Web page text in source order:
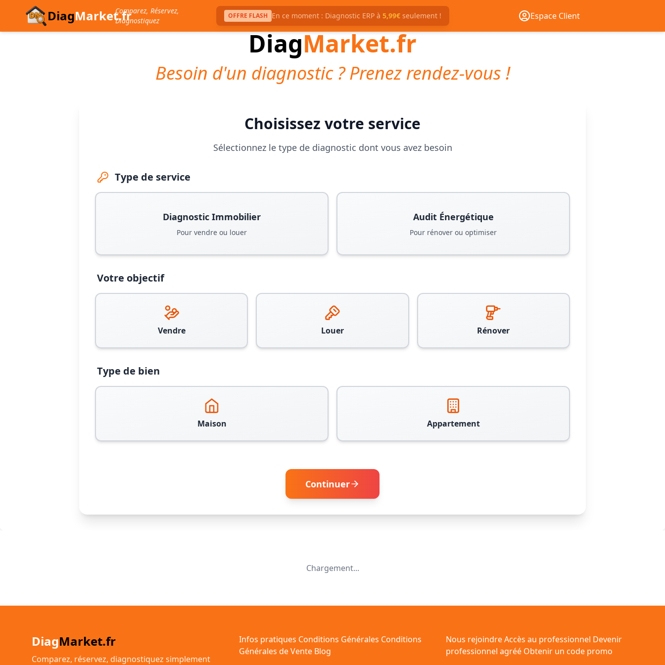
DiagMarket.frComparez, Réservez,
Diagnostiquez
OFFRE FLASH En ce moment : Diagnostic ERP à 5,99€seulement ! Espace Client
DiagMarket.fr
Besoin d'un diagnostic ? Prenez rendez-vous !
Choisissez votre service
Sélectionnez le type de diagnostic dont vous avez besoin
Type de service
Diagnostic Immobilier
Pour vendre ou louer
Audit Énergétique
Pour rénover ou optimiser
Votre objectif
Vendre Louer Rénover
Type de bien
Maison Appartement
Continuer
Chargement...
DiagMarket.fr
Comparez, réservez, diagnostiquez simplement
Infos pratiques Conditions Générales Conditions
Générales de Vente Blog
Nous rejoindreAccès au professionnel Devenir
professionnel agréé Obtenir un code promo